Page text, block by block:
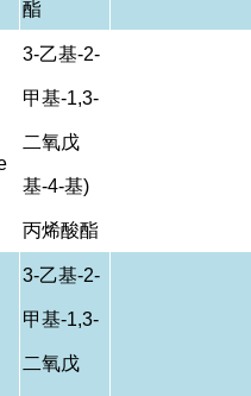
酯
3-乙基-2-
甲基-1,3-
二氧戊
基-4-基)
丙烯酸酯
3-乙基-2-
甲基-1,3-
二氧戊